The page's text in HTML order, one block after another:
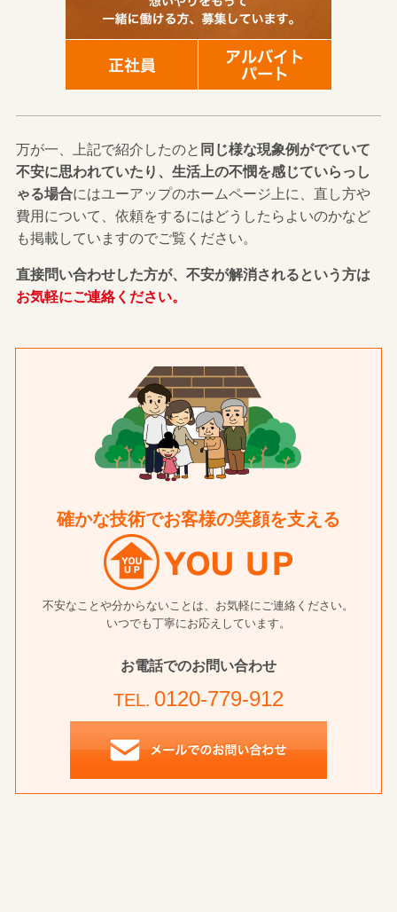
万が一、上記で紹介したのと 同じ様な現象例がでていて
不安に思われていたり、生活上の不憫を感じていらっし
ゃる場合にはユーアップのホームページ上に、直し方や
費用について、依頼をするにはどうしたらよいのかなど
も掲載していますのでご覧ください。
直接問い合わせした方が、不安が解消されるという方は
お気軽にご連絡ください。
確かな技術でお客様の笑顔を支える
不安なことや分からないことは、お気軽にご連絡ください。
いつでも丁寧にお応えしています。
お電話でのお問い合わせ
TEL. 0120-779-912